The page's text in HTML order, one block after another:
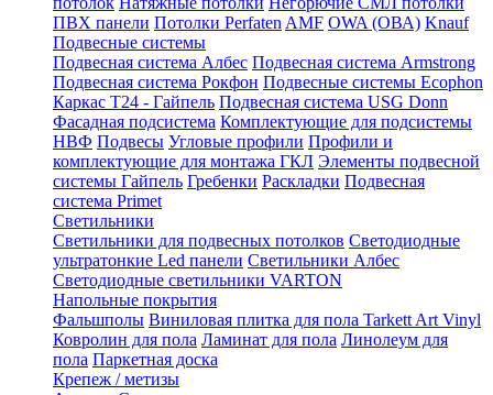
ПВХ панели Потолки Perfaten AMF OWA (ОВА) Knauf
Подвесные системы
Подвесная система Албес Подвесная система Armstrong
Подвесная система Рокфон Подвесные системы Ecophon
Каркас Т24 - Гайпель Подвесная система USG Donn
Фасадная подсистема Комплектующие для подсистемы
НВФ Подвесы Угловые профили Профили и
комплектующие для монтажа ГКЛ Элементы подвесной
системы Гайпель Гребенки Раскладки Подвесная
система Primet
Светильники
Светильники для подвесных потолков Светодиодные
ультратонкие Led панели Светильники Албес
Светодиодные светильники VARTON
Напольные покрытия
Фальшполы Виниловая плитка для пола Tarkett Art Vinyl
Ковролин для пола Ламинат для пола Линолеум для
пола Паркетная доска
Крепеж / метизы